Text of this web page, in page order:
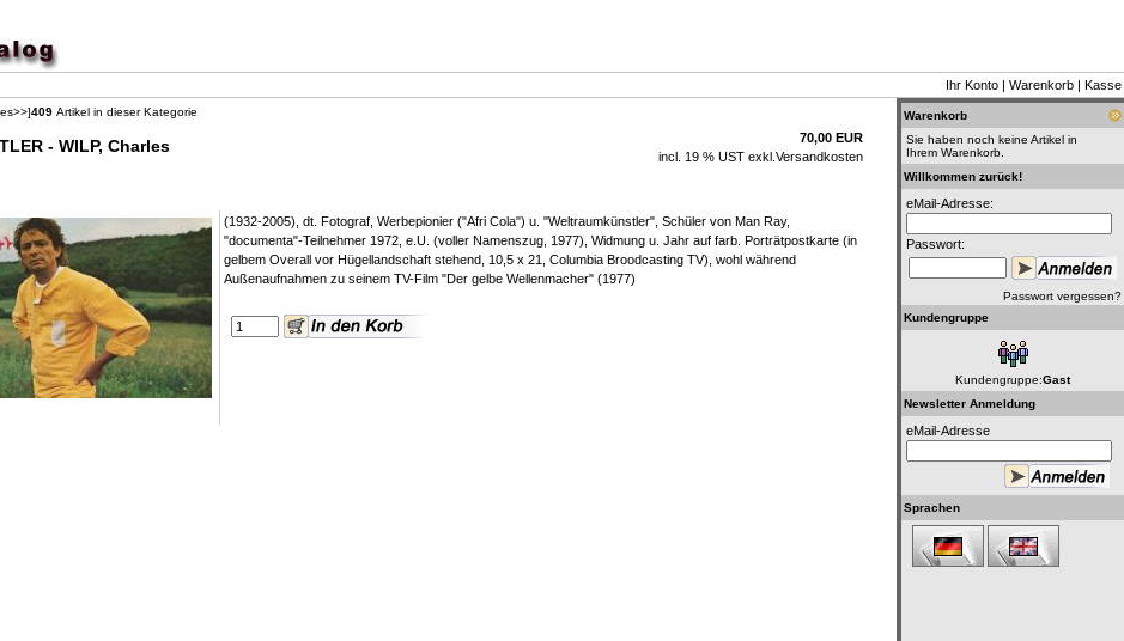
Ihr Konto | Warenkorb | Kasse
409 Artikel in dieser Kategorie
- WILP, Charles
70,00 EUR
incl. 19 % UST exkl. Versandkosten
(1932-2005), dt. Fotograf, Werbepionier ("Afri Cola") u. "Weltraumkünstler", Schüler von Man Ray,
"documenta"-Teilnehmer 1972, e.U. (voller Namenszug, 1977), Widmung u. Jahr auf farb. Porträtpostkarte (in
gelbem Overall vor Hügellandschaft stehend, 10,5 x 21, Columbia Broodcasting TV), wohl während
Außenaufnahmen zu seinem TV-Film "Der gelbe Wellenmacher" (1977)
Warenkorb
Sie haben noch keine Artikel in
Ihrem Warenkorb.
Willkommen zurück!
eMail-Adresse:
Passwort:
Passwort vergessen?
Kundengruppe
Kundengruppe:Gast
Newsletter Anmeldung
eMail-Adresse
Sprachen